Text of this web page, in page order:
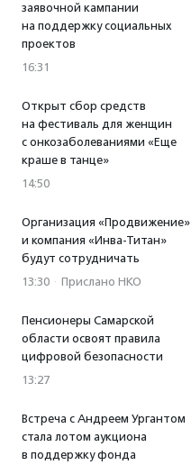
заявочной кампании
на поддержку социальных
проектов
16:31
Открыт сбор средств
на фестиваль для женщин
с онкозаболеваниями «Еще
краше в танце»
14:50
Организация «Продвижение»
и компания «Инва-Титан»
будут сотрудничать
13:30 · Прислано НКО
Пенсионеры Самарской
области освоят правила
цифровой безопасности
13:27
Встреча с Андреем Ургантом
стала лотом аукциона
в поддержку фонда